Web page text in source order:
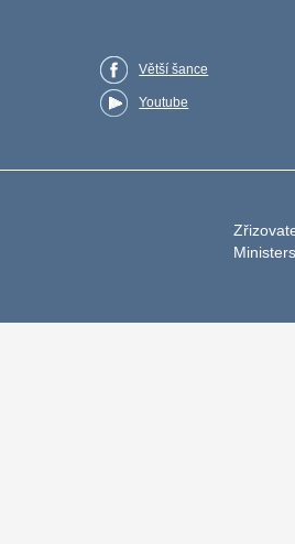
Větší šance
Youtube